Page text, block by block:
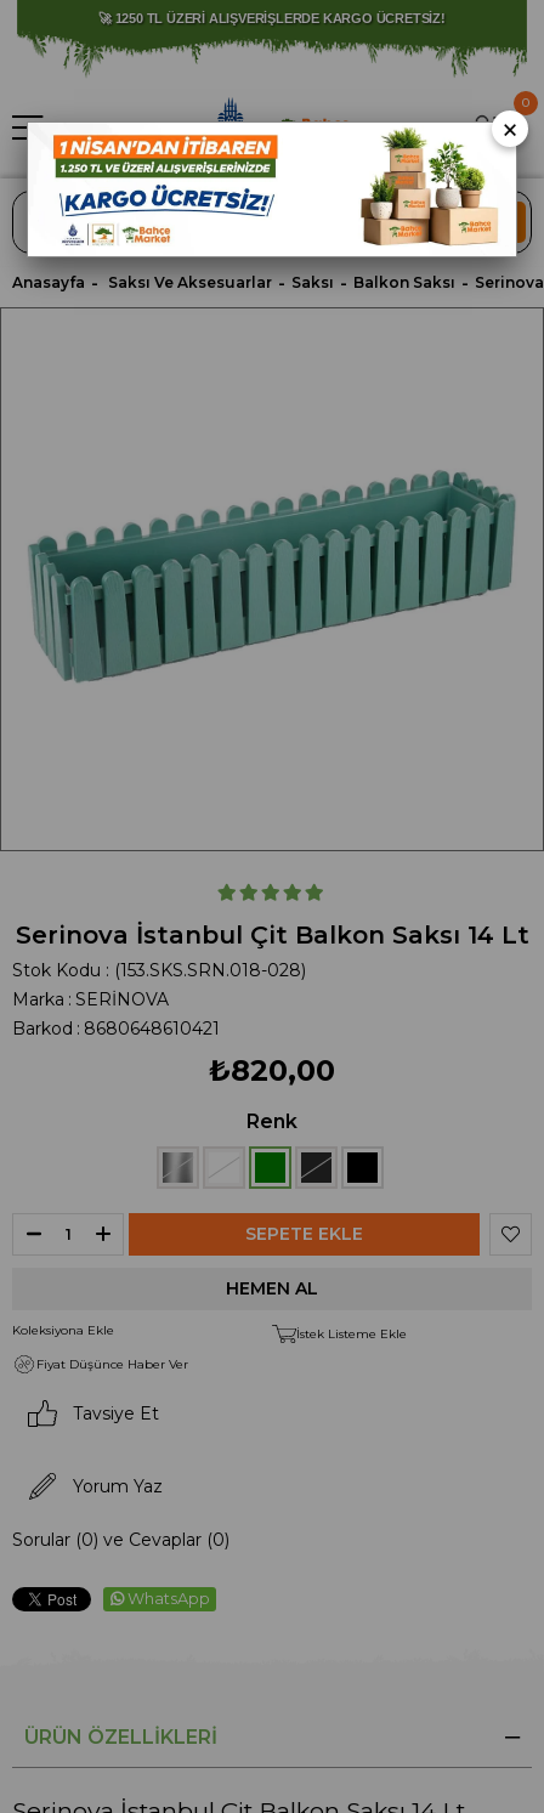
🚀 1250 TL ÜZERİ ALIŞVERİŞLERDE KARGO ÜCRETSİZ!
⚠️ SATIŞLARIMIZ YALNIZCA İSTANBUL İLİ İLE SINIRLIDIR.
ARA
0
Anasayfa Saksı Ve Aksesuarlar Saksı Balkon Saksı
Serinova İstanbul Çit Balkon Saksı 14 Lt
Stok Kodu
(153.SKS.SRN.018-028)
Marka : SERİNOVA
Barkod : 8680648610421
₺820,00
Renk
Koleksiyona Ekle
İstek Listeme Ekle
Fiyat Düşünce Haber Ver
Tavsiye Et
Yorum Yaz
Sorular (0) ve Cevaplar (0)
WhatsApp
ÜRÜN ÖZELLIKLERI
×